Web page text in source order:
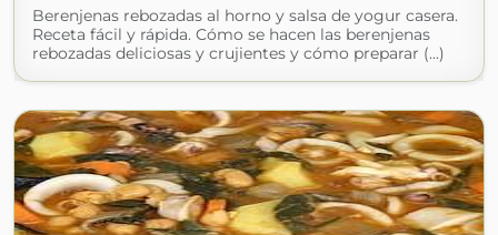
Berenjenas rebozadas al horno y salsa de yogur casera.
Receta fácil y rápida. Cómo se hacen las berenjenas
rebozadas deliciosas y crujientes y cómo preparar (...)